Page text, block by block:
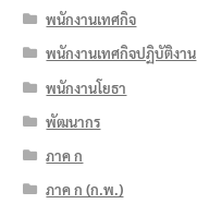
พนักงานเทศกิจ
พนักงานเทศกิจปฏิบัติงาน
พนักงานโยธา
พัฒนากร
ภาค ก
ภาค ก (ก.พ.)